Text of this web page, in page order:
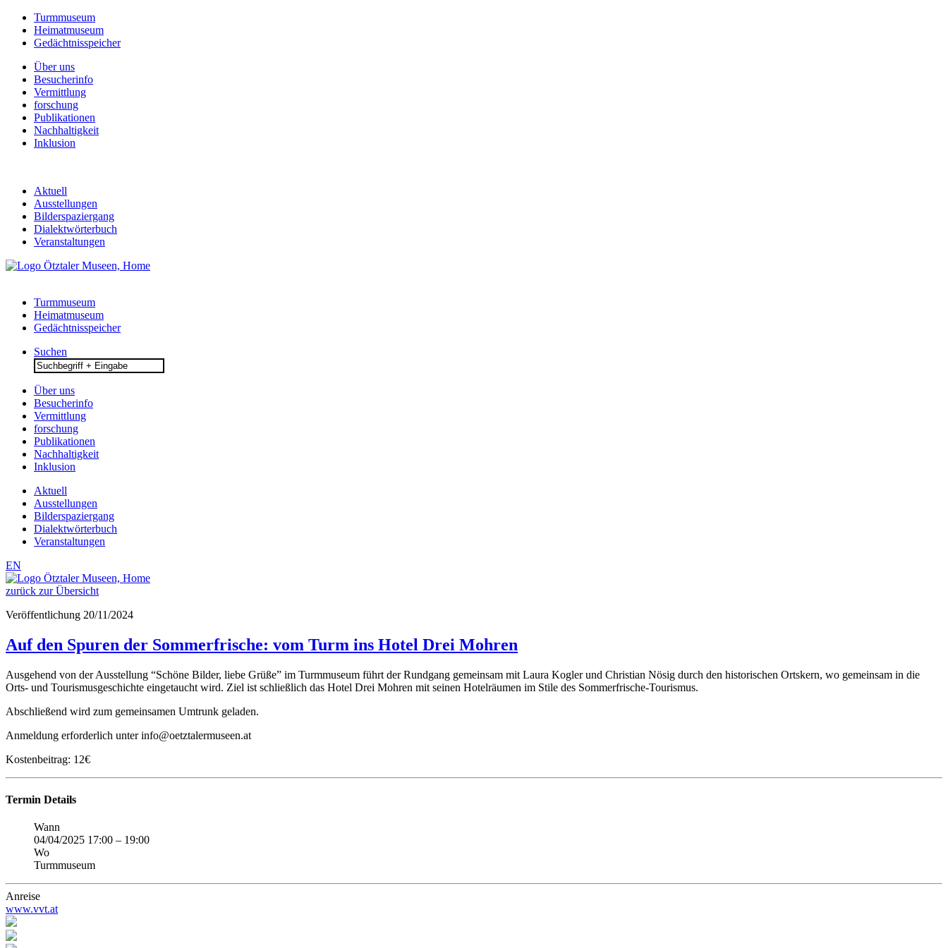
Turmmuseum
Heimatmuseum
Gedächtnisspeicher
Über uns
Besucherinfo
Vermittlung
forschung
Publikationen
Nachhaltigkeit
Inklusion
Aktuell
Ausstellungen
Bilderspaziergang
Dialektwörterbuch
Veranstaltungen
Turmmuseum
Heimatmuseum
Gedächtnisspeicher
Suchen
Search
for:
Über uns
Besucherinfo
Vermittlung
forschung
Publikationen
Nachhaltigkeit
Inklusion
Aktuell
Ausstellungen
Bilderspaziergang
Dialektwörterbuch
Veranstaltungen
EN
zurück zur Übersicht
Veröffentlichung 20/11/2024
Auf den Spuren der Sommerfrische: vom Turm ins Hotel Drei Mohren
Ausgehend von der Ausstellung “Schöne Bilder, liebe Grüße” im Turmmuseum führt der Rundgang gemeinsam mit Laura Kogler und Christian Nösig durch den historischen Ortskern, wo gemeinsam in die
Orts- und Tourismusgeschichte eingetaucht wird. Ziel ist schließlich das Hotel Drei Mohren mit seinen Hotelräumen im Stile des Sommerfrische-Tourismus.
Abschließend wird zum gemeinsamen Umtrunk geladen.
Anmeldung erforderlich unter info@oetztalermuseen.at
Kostenbeitrag: 12€
Termin Details
Wann
04/04/2025 17:00 – 19:00
Wo
Turmmuseum
Anreise
www.vvt.at